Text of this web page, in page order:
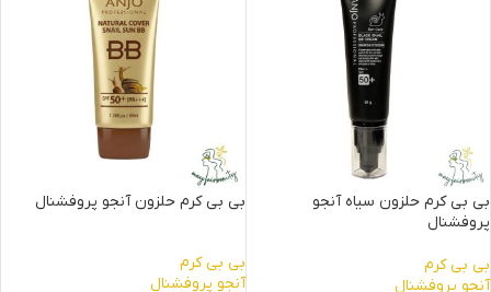
بی بی کرم حلزون سیاه آنجو
پروفشنال
بی بی کرم
آنجو پروفشنال
بی بی کرم حلزون آنجو پروفشنال
بی بی کرم
آنجو پروفشنال